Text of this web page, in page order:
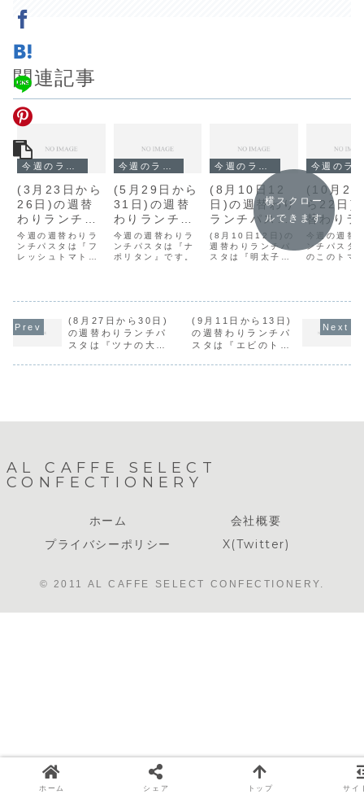
関連記事
(3月23日から
26日)の週替
わりランチパ
スタは『フレ
ッシュトマト
のバジルソー
今週の週替わりラ
ンチパスタは『フ
レッシュトマトの
(5月29日から
31日)の週替
わりランチパ
スタは『ナポ
リタン』で
す。
今週の週替わりラ
ンチパスタは『ナ
ポリタン』です。
(8月10日12
日)の週替わり
ランチパスタ
は『明太子パ
スタ』です。
(8月10日12日)の
週替わりランチパ
スタは『明太子パ
(10月20
ら22日)
替わりラ
パスタは
のこのト
ソース』
今週の週替
ンチパスタ
のこのトマ
横スクロー
ルできます
(8月27日から30日)
の週替わりランチパ
スタは『ツナの大根
(9月11日から13日)
の週替わりランチパ
スタは『エビのトマ
AL CAFFE SELECT
CONFECTIONERY
ホーム
会社概要
プライバシーポリシー
X(Twitter)
© 2011 AL CAFFE SELECT CONFECTIONERY.
ホーム シェア トップ サイ